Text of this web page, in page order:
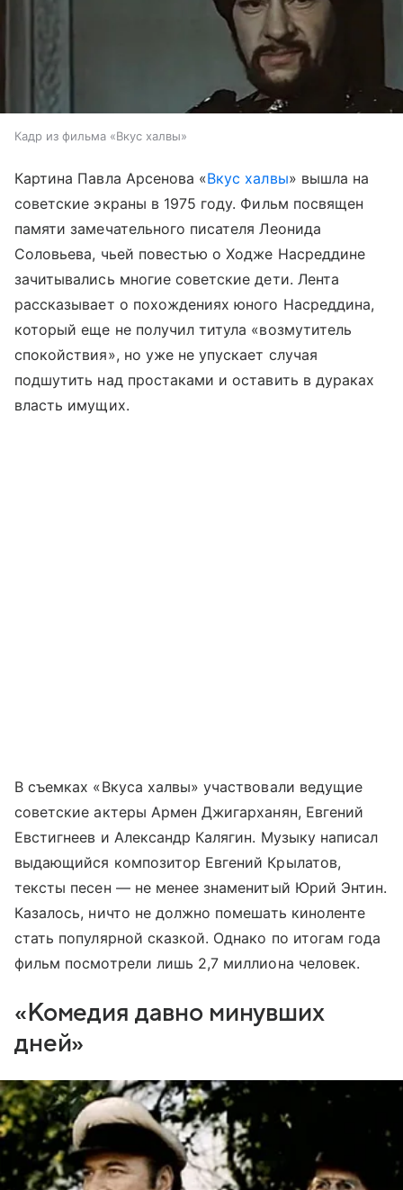
Кадр из фильма «Вкус халвы»
Картина Павла Арсенова «Вкус халвы» вышла на
советские экраны в 1975 году. Фильм посвящен
памяти замечательного писателя Леонида
Соловьева, чьей повестью о Ходже Насреддине
зачитывались многие советские дети. Лента
рассказывает о похождениях юного Насреддина,
который еще не получил титула «возмутитель
спокойствия», но уже не упускает случая
подшутить над простаками и оставить в дураках
власть имущих.
В съемках «Вкуса халвы» участвовали ведущие
советские актеры Армен Джигарханян, Евгений
Евстигнеев и Александр Калягин. Музыку написал
выдающийся композитор Евгений Крылатов,
тексты песен — не менее знаменитый Юрий Энтин.
Казалось, ничто не должно помешать киноленте
стать популярной сказкой. Однако по итогам года
фильм посмотрели лишь 2,7 миллиона человек.
«Комедия давно минувших
дней»